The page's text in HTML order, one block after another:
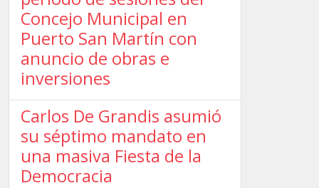
Concejo Municipal en
Puerto San Martín con
anuncio de obras e
inversiones
Carlos De Grandis asumió
su séptimo mandato en
una masiva Fiesta de la
Democracia